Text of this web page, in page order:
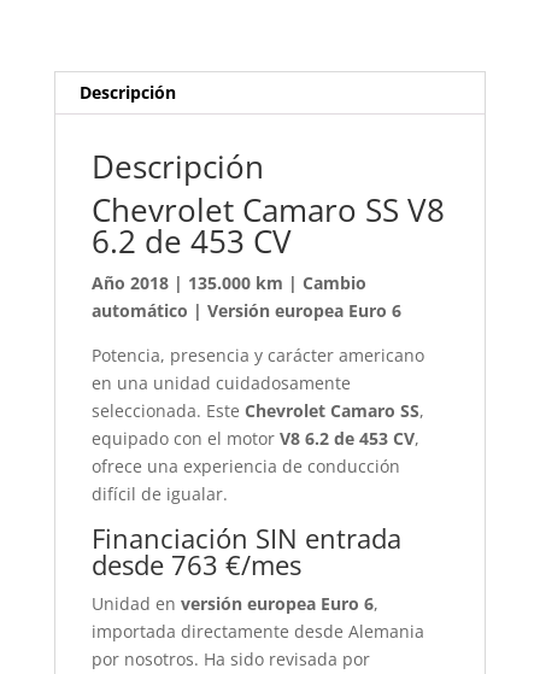
año
2018,
135.000
Deducible.
Descripción
Descripción
Chevrolet Camaro SS V8
6.2 de 453 CV
Año 2018 | 135.000 km | Cambio
automático | Versión europea Euro 6
Potencia, presencia y carácter americano
en una unidad cuidadosamente
seleccionada. Este Chevrolet Camaro SS,
equipado con el motor V8 6.2 de 453 CV,
ofrece una experiencia de conducción
difícil de igualar.
Financiación SIN entrada
desde 763 €/mes
Unidad en versión europea Euro 6,
importada directamente desde Alemania
por nosotros. Ha sido revisada por